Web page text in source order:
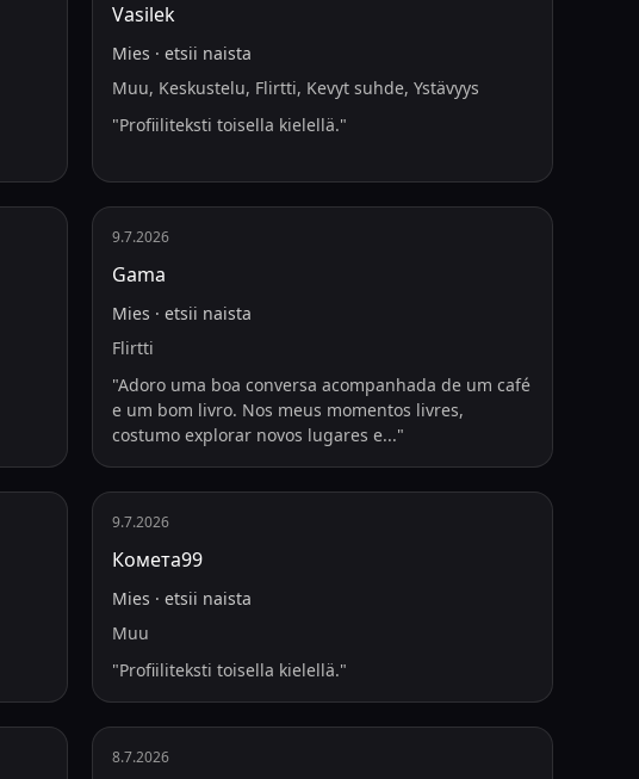
Vasilek
Mies ·etsii naista
Muu, Keskustelu, Flirtti, Kevyt suhde, Ystävyys
"Profiiliteksti toisella kielellä."
9.7.2026
Gama
Mies ·etsii naista
Flirtti
"Adoro uma boa conversa acompanhada de um café
e um bom livro. Nos meus momentos livres,
costumo explorar novos lugares e..."
9.7.2026
Комета99
Mies ·etsii naista
Muu
"Profiiliteksti toisella kielellä."
8.7.2026